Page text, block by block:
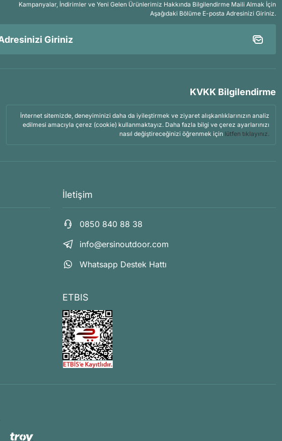
Kampanyalar, İndirimler ve Yeni Gelen Ürünlerimiz Hakkında Bilgilendirme Maili Almak İçin
Aşağıdaki Bölüme E-posta Adresinizi Giriniz.
KVKK Bilgilendirme
İnternet sitemizde, deneyiminizi daha da iyileştirmek ve ziyaret alışkanlıklarınızın analiz
edilmesi amacıyla çerez (cookie) kullanmaktayız. Daha fazla bilgi ve çerez ayarlarınızı
nasıl değiştireceğinizi öğrenmek için lütfen tıklayınız.
İletişim
0850 840 88 38
info@ersinoutdoor.com
Whatsapp Destek Hattı
ETBIS